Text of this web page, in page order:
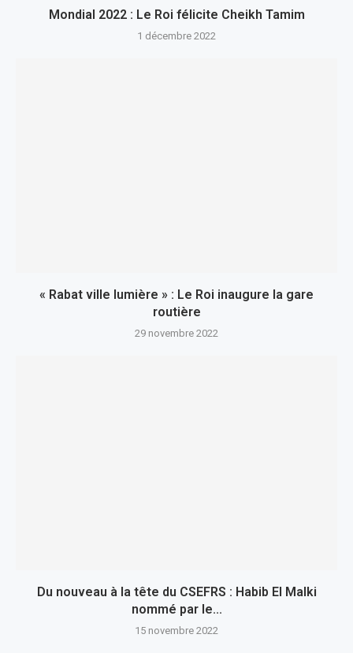
Mondial 2022 : Le Roi félicite Cheikh Tamim
1 décembre 2022
« Rabat ville lumière » : Le Roi inaugure la gare
routière
29 novembre 2022
Du nouveau à la tête du CSEFRS : Habib El Malki
nommé par le...
15 novembre 2022